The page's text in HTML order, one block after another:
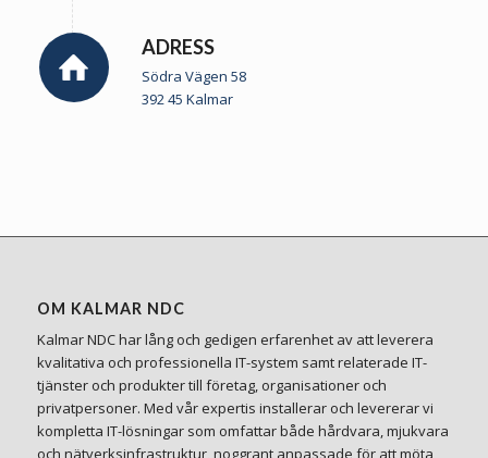
ADRESS
Södra Vägen 58
392 45 Kalmar
OM KALMAR NDC
Kalmar NDC har lång och gedigen erfarenhet av att leverera
kvalitativa och professionella IT-system samt relaterade IT-
tjänster och produkter till företag, organisationer och
privatpersoner. Med vår expertis installerar och levererar vi
kompletta IT-lösningar som omfattar både hårdvara, mjukvara
och nätverksinfrastruktur, noggrant anpassade för att möta